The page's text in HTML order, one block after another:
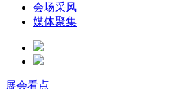
会场采风
媒体聚集
展会看点